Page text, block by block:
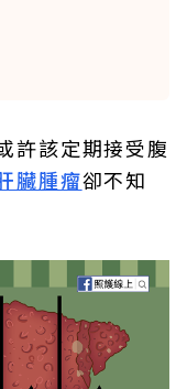
許該定期接受腹
臟腫瘤卻不知